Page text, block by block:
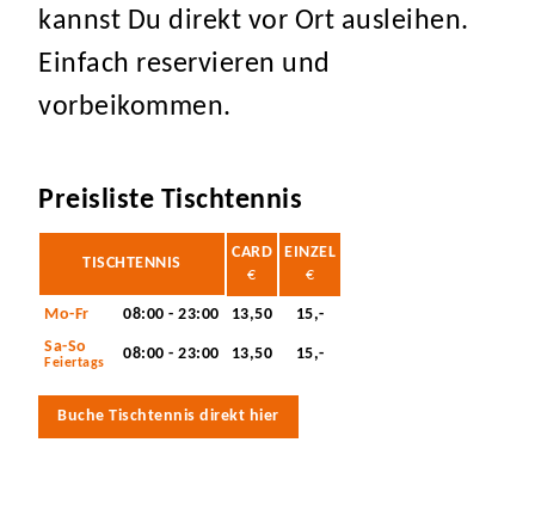
kannst Du direkt vor Ort ausleihen.
Einfach reservieren und
vorbeikommen.
Preisliste Tischtennis
TISCHTENNIS
CARD
€
EINZEL
€
Mo-Fr 08:00 - 23:00 13,50
15,-
Sa-So
Feiertags 08:00 - 23:00 13,50 15,-
Buche Tischtennis direkt hier